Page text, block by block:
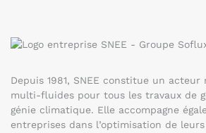
Depuis 1981, SNEE constitue un acteur
multi-fluides pour tous les travaux de
génie climatique. Elle accompagne
entreprises dans l’optimisation de